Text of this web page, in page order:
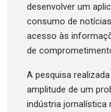
desenvolver um
consumo de
acesso às
de
A pesquisa
amplitude de um
indústria jornalística